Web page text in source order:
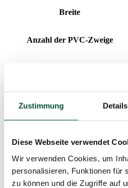
Zustimmung Details
Diese Webseite verwendet
Wir verwenden Cookies, um
personalisieren, Funktionen für
zu können und die Zugriffe auf
Breite
Anzahl der PVC-Zweige
Nadeltyp
Spitzenlänge